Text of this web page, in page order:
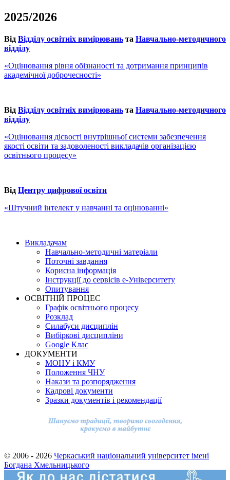
2025/2026
Від Відділу освітніх вимірювань та Навчально-методичного
відділу
«Оцінювання рівня обізнаності та дотримання принципів
академічної доброчесності»
Від Відділу освітніх вимірювань та Навчально-методичного
відділу
«Оцінювання дієвості внутрішньої системи забезпечення
якості освіти та задоволеності викладачів організацією
освітнього процесу»
Від Центру цифрової освіти
«Штучний інтелект у навчанні та оцінюванні»
Викладачам
Навчально-методичні матеріали
Поточні завдання
Корисна інформація
Інструкції до сервісів е-Університету
Опитування
ОСВІТНІЙ ПРОЦЕС
Графік освітнього процесу
Розклад
Силабуси дисциплін
Вибіркові дисципліни
Google Клас
ДОКУМЕНТИ
МОНУ і КМУ
Положення ЧНУ
Накази та розпорядження
Кадрові документи
Зразки документів і рекомендації
© 2006 - 2026 Черкаський національний університет імені
Богдана Хмельницького